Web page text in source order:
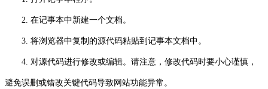
2. 在记事本中新建一个文档。
3. 将浏览器中复制的源代码粘贴到记事本文档中。
4. 对源代码进行修改或编辑。请注意，修改代码时要小心谨慎，
避免误删或错改关键代码导致网站功能异常。